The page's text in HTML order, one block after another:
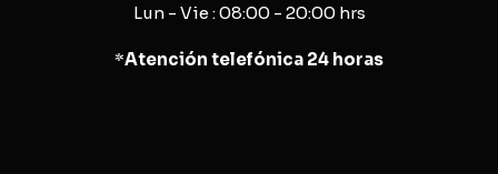
Lun - Vie : 08:00 - 20:00 hrs
*Atención telefónica 24 horas